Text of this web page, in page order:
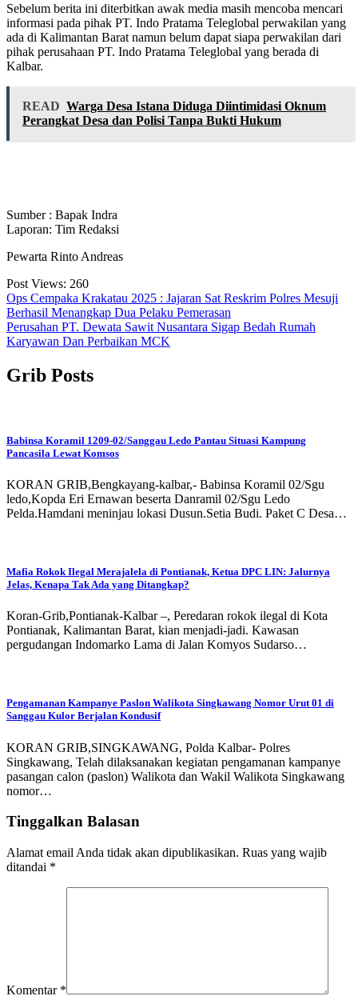
Sebelum berita ini diterbitkan awak media masih mencoba mencari
informasi pada pihak PT. Indo Pratama Teleglobal perwakilan yang
ada di Kalimantan Barat namun belum dapat siapa perwakilan dari
pihak perusahaan PT. Indo Pratama Teleglobal yang berada di
Kalbar.
READ Warga Desa Istana Diduga Diintimidasi Oknum
Perangkat Desa dan Polisi Tanpa Bukti Hukum
Sumber : Bapak Indra
Laporan: Tim Redaksi
Pewarta Rinto Andreas
Post Views: 260
Navigasi
pos
Ops Cempaka Krakatau 2025 : Jajaran Sat Reskrim Polres Mesuji
Berhasil Menangkap Dua Pelaku Pemerasan
Perusahan PT. Dewata Sawit Nusantara Sigap Bedah Rumah
Karyawan Dan Perbaikan MCK
Grib Posts
Babinsa Koramil 1209-02/Sanggau Ledo Pantau Situasi Kampung
Pancasila Lewat Komsos
KORAN GRIB,Bengkayang-kalbar,- Babinsa Koramil 02/Sgu
ledo,Kopda Eri Ernawan beserta Danramil 02/Sgu Ledo
Pelda.Hamdani meninjau lokasi Dusun.Setia Budi. Paket C Desa…
Mafia Rokok Ilegal Merajalela di Pontianak, Ketua DPC LIN: Jalurnya
Jelas, Kenapa Tak Ada yang Ditangkap?
Koran-Grib,Pontianak-Kalbar –, Peredaran rokok ilegal di Kota
Pontianak, Kalimantan Barat, kian menjadi-jadi. Kawasan
pergudangan Indomarko Lama di Jalan Komyos Sudarso…
Pengamanan Kampanye Paslon Walikota Singkawang Nomor Urut 01 di
Sanggau Kulor Berjalan Kondusif
KORAN GRIB,SINGKAWANG, Polda Kalbar- Polres
Singkawang, Telah dilaksanakan kegiatan pengamanan kampanye
pasangan calon (paslon) Walikota dan Wakil Walikota Singkawang
nomor…
Tinggalkan Balasan
Alamat email Anda tidak akan dipublikasikan. Ruas yang wajib
ditandai *
Komentar *